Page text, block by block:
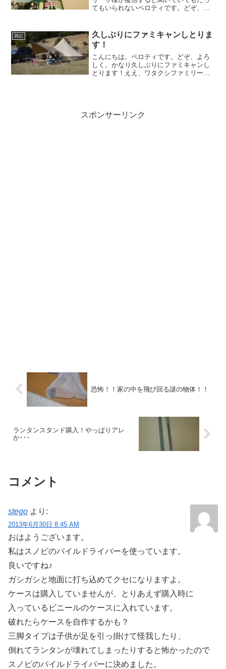
てもいられないペロティです。どぞ、よ
たよりも田舎でちょっとビビりましたｗ
夜遅くついたんですが、駅...
雑記
久しぶりにファミキャンしとりま
す！
こんにちは。ペロティです。どぞ、よろ
しく。かなり久しぶりにファミキャンし
とります！ええ、ワタクシファミリーキ
スポンサーリンク
恐怖！！家の中を飛び回る謎の物体！！
ランタンスタンド購入！やっぱりアレ
か･･･
コメント
stego より:
2013年6月30日 8:45 AM
おはようございます。
私はスノピのパイルドライバーを使っています。
良いですね♪
ガシガシと地面に打ち込めてクセになりますよ。
ケースは購入していませんが、とりあえず購入時に
入っているビニールのケースに入れています。
破れたらケースを自作するかも？
三脚タイプは子供が足を引っ掛けて怪我したり、
倒れてランタンが壊れてしまったりすると怖かったので
スノピのパイルドライバーに決めました。